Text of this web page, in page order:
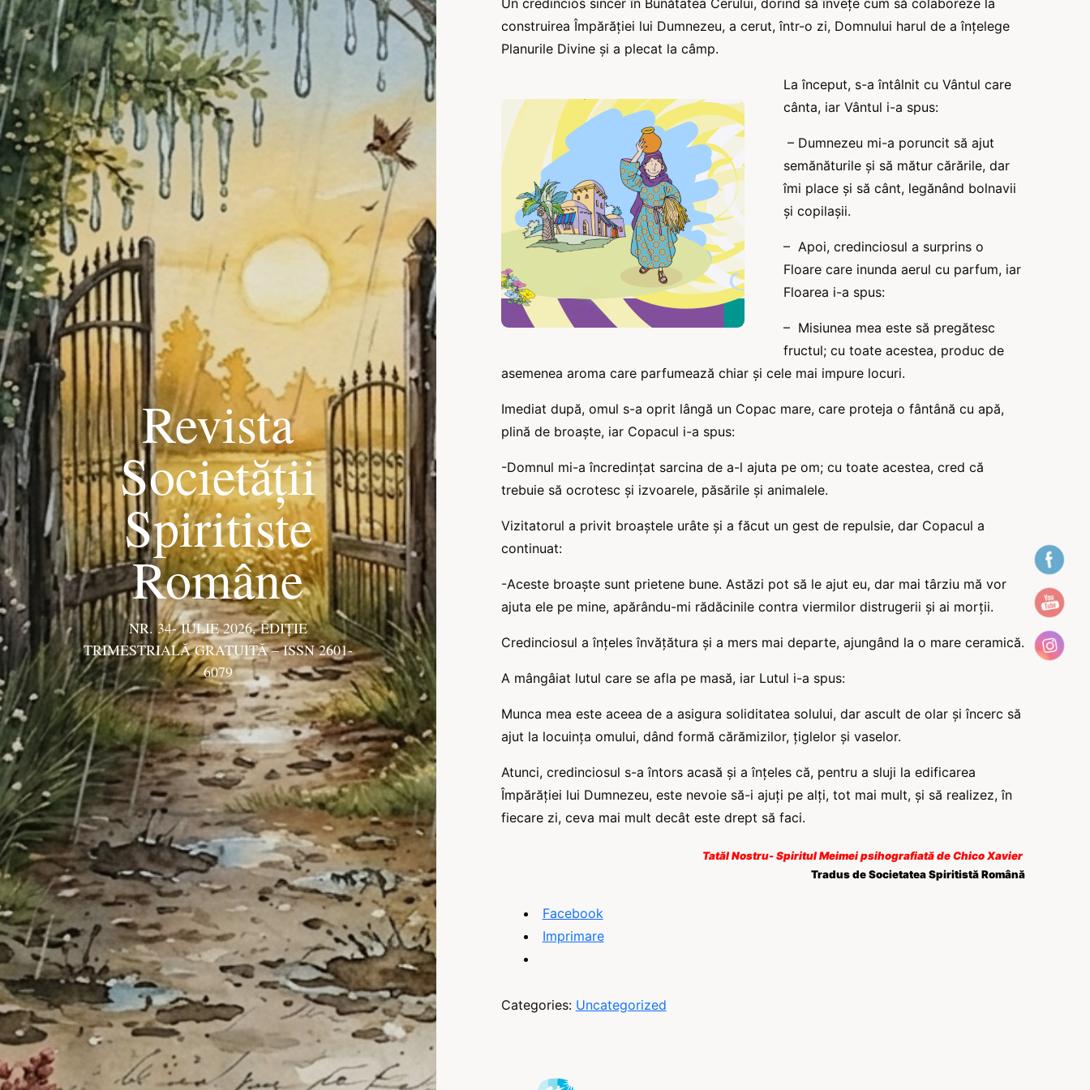
Revista
Societății
Spiritiste
Române
NR. 34- IULIE 2026, EDIŢIE
TRIMESTRIALĂ GRATUITĂ – ISSN 2601-
6079
Un credincios sincer în Bunătatea Cerului, dorind să învețe cum să colaboreze la
construirea Împărăției lui Dumnezeu, a cerut, într-o zi, Domnului harul de a înțelege
Planurile Divine și a plecat la câmp.
La început, s-a întâlnit cu Vântul care
cânta, iar Vântul i-a spus:
– Dumnezeu mi-a poruncit să ajut
semănăturile și să mătur cărările, dar
îmi place și să cânt, legănând bolnavii
și copilașii.
– Apoi, credinciosul a surprins o
Floare care inunda aerul cu parfum, iar
Floarea i-a spus:
– Misiunea mea este să pregătesc
fructul; cu toate acestea, produc de
asemenea aroma care parfumează chiar și cele mai impure locuri.
Imediat după, omul s-a oprit lângă un Copac mare, care proteja o fântână cu apă,
plină de broaște, iar Copacul i-a spus:
-Domnul mi-a încredințat sarcina de a-l ajuta pe om; cu toate acestea, cred că
trebuie să ocrotesc și izvoarele, păsările și animalele.
Vizitatorul a privit broaștele urâte și a făcut un gest de repulsie, dar Copacul a
continuat:
-Aceste broaște sunt prietene bune. Astăzi pot să le ajut eu, dar mai târziu mă vor
ajuta ele pe mine, apărându-mi rădăcinile contra viermilor distrugerii și ai morții.
Credinciosul a înțeles învățătura și a mers mai departe, ajungând la o mare ceramică.
A mângâiat lutul care se afla pe masă, iar Lutul i-a spus:
Munca mea este aceea de a asigura soliditatea solului, dar ascult de olar și încerc să
ajut la locuința omului, dând formă cărămizilor, țiglelor și vaselor.
Atunci, credinciosul s-a întors acasă și a înțeles că, pentru a sluji la edificarea
Împărăției lui Dumnezeu, este nevoie să-i ajuți pe alți, tot mai mult, și să realizez, în
fiecare zi, ceva mai mult decât este drept să faci.
Tatăl Nostru- Spiritul Meimei psihografiată de Chico Xavier
Tradus de Societatea Spiritistă Română
Facebook
Imprimare
Categories: Uncategorized